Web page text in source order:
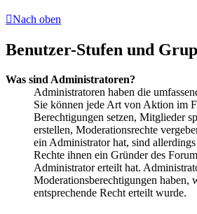
Nach oben
Benutzer-Stufen und
Was sind Administratoren?
Administratoren haben die
Sie können jede Art von Aktion im
Berechtigungen setzen, Mitglieder
erstellen, Moderationsrechte
ein Administrator hat, sind
Rechte ihnen ein Gründer des
Administrator erteilt hat.
Moderationsberechtigungen haben,
entsprechende Recht erteilt wurde.